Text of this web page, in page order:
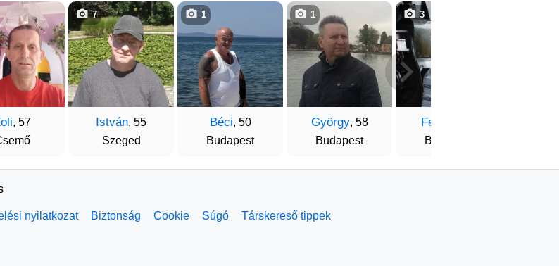
, 57
István, 55
Szeged
7
Béci, 50
Budapest
1
György, 58
Budapest
1
Ferenc
Budapest
3
nyilatkozat Biztonság Cookie Súgó Társkereső tippek